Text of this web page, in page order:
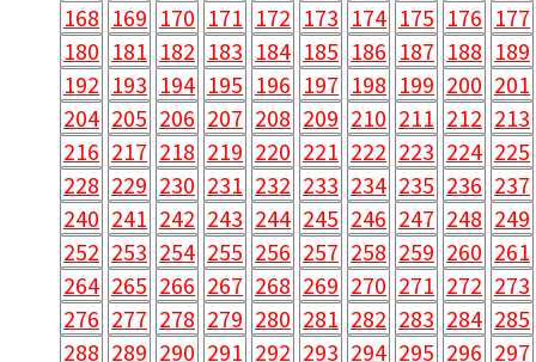
168 169 170 171 172 173 174 175 176 177
180 181 182 183 184 185 186 187 188 189
192 193 194 195 196 197 198 199 200 201
204 205 206 207 208 209 210 211 212 213
216 217 218 219 220 221 222 223 224 225
228 229 230 231 232 233 234 235 236 237
240 241 242 243 244 245 246 247 248 249
252 253 254 255 256 257 258 259 260 261
264 265 266 267 268 269 270 271 272 273
276 277 278 279 280 281 282 283 284 285
288 289 290 291 292 293 294 295 296 297